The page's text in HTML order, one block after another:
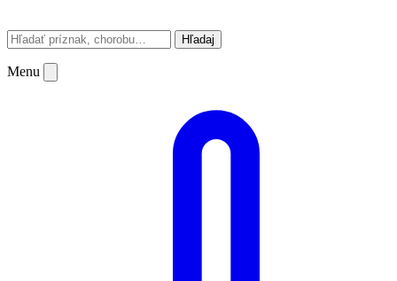
Hľadaj
Menu